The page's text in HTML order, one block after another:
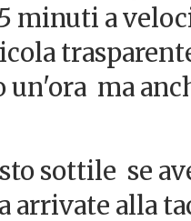
minuti a
ma
sottile se
arrivate alla